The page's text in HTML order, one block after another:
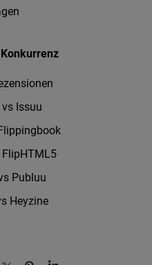
Issuu
Publuu
Heyzine